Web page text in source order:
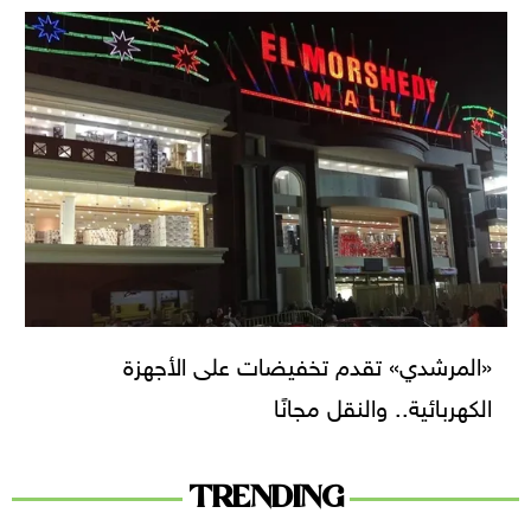
«المرشدي» تقدم تخفيضات على الأجهزة
الكهربائية.. والنقل مجانًا
TRENDING